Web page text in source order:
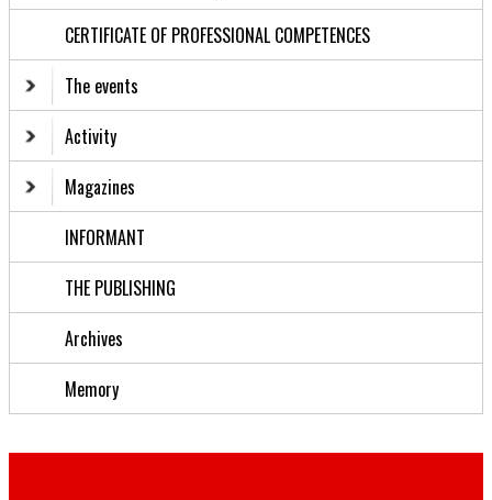
CERTIFICATE OF PROFESSIONAL COMPETENCES
The events
Activity
Magazines
INFORMANT
THE PUBLISHING
Archives
Memory